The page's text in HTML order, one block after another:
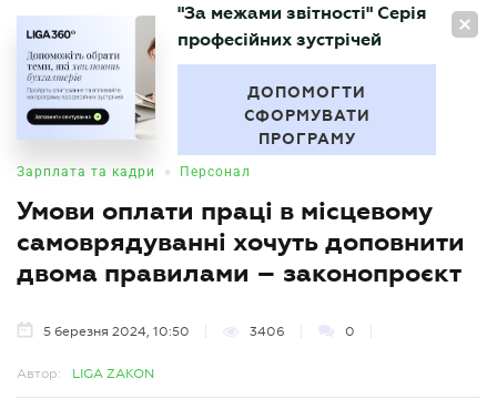
UA
БУХГАЛТЕР
"За межами звітності" Серія
професійних зустрічей
ДОПОМОГТИ
СФОРМУВАТИ
ПРОГРАМУ
Зарплата та кадри • Персонал
Умови оплати праці в місцевому
самоврядуванні хочуть доповнити
двома правилами – законопроєкт
5 березня 2024, 10:50 3406 0
Автор: LIGA ZAKON